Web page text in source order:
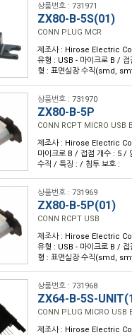
상품번호 : 731971
ZX80-B-5S(01)
CONN PLUG MCR
제조사 : Hirose Electric Co
유형 : USB - 마이크로 B /
형 : 표면실장 수직(smd,
상품번호 : 731970
ZX80-B-5P
CONN RCPT MICRO USB
제조사 : Hirose Electric Co
마이크로 B / 접점 개수 : 5 /
수직 / 특징 : / 침투 보호 :
상품번호 : 731969
ZX80-B-5P(01)
CONN RCPT USB
제조사 : Hirose Electric Co
유형 : USB - 마이크로 B /
형 : 표면실장 수직(smd,
상품번호 : 731968
ZX64-B-5S-
CONN PLUG MICRO USB
제조사 : Hirose Electric Co